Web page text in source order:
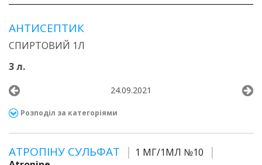
АНТИСЕПТИК
СПИРТОВИЙ 1Л
3 л.
24.09.2021
Розподіл за категоріями
АТРОПІНУ СУЛЬФАТ
1 МГ/1МЛ №10